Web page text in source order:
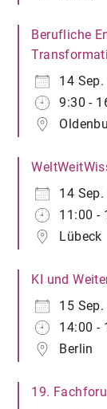
Berufliche
14
9:30 -
14
11:00 -
Lübeck
KI und
15
14:00 -
Berlin
19.